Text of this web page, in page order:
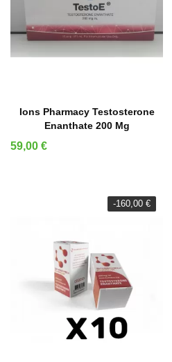
AÑADIR A LA CESTA
Ions Pharmacy Testosterone
Enanthate 200 Mg
Precio
59,00 €
-160,00 €